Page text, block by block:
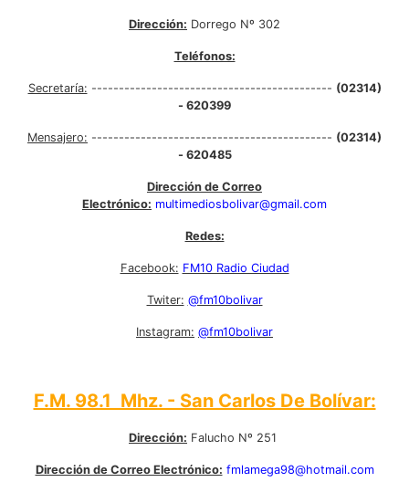
Dirección: Dorrego Nº 302
Teléfonos:
Secretaría: -------------------------------------------- (02314)
- 620399
Mensajero: -------------------------------------------- (02314)
- 620485
Dirección de Correo
Electrónico: multimediosbolivar@gmail.com
Redes:
Facebook: FM10 Radio Ciudad
Twiter: @fm10bolivar
Instagram: @fm10bolivar
F.M. 98.1 Mhz. - San Carlos De Bolívar:
Dirección: Falucho Nº 251
Dirección de Correo Electrónico: fmlamega98@hotmail.com